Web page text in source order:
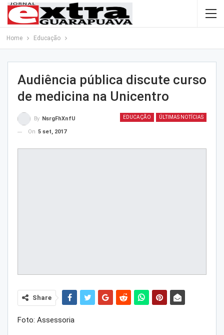
Home Educação
Audiência pública discute curso
de medicina na Unicentro
EDUCAÇÃO ÚLTIMAS NOTÍCIAS
By NsrgFhXnfU
On 5 set, 2017
Share
Foto: Assessoria